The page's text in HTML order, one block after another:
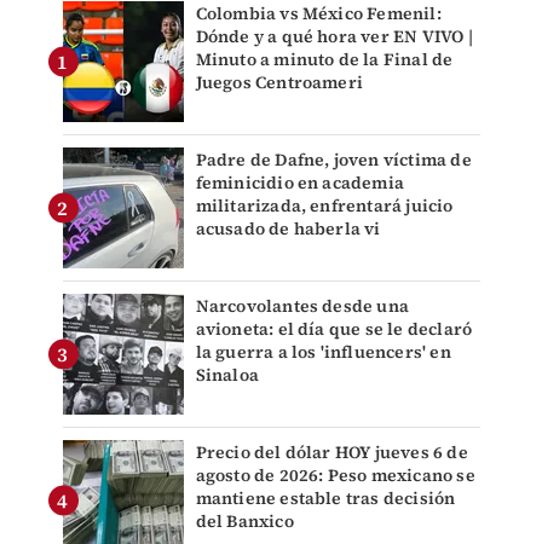
Colombia vs México Femenil:
Dónde y a qué hora ver EN VIVO |
Minuto a minuto de la Final de
Juegos Centroameri
Padre de Dafne, joven víctima de
feminicidio en academia
militarizada, enfrentará juicio
acusado de haberla vi
Narcovolantes desde una
avioneta: el día que se le declaró
la guerra a los 'influencers' en
Sinaloa
Precio del dólar HOY jueves 6 de
agosto de 2026: Peso mexicano se
mantiene estable tras decisión
del Banxico